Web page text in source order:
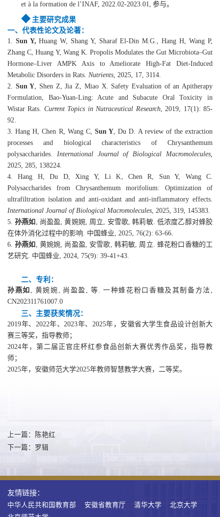
et à la formation de l’INAF, 2022.02-2023.01, 参与。
◆主要研究成果
一、 代表性论文及论著：
1. Sun Y, Huang W, Shang Y, Sharaf El-Din M.G., Hang H, Wang P,
Zhang C, Huang Y, Wang K. Propolis Modulates the Gut Microbiota–Gut
Hormone–Liver AMPK Axis to Ameliorate High-Fat Diet-Induced
Metabolic Disorders in Rats. Nutrients, 2025, 17, 3114.
2. Sun Y, Shen Z, Jia Z, Miao X. Safety Evaluation of an Apitherapy
Formulation, Bao-Yuan-Ling: Acute and Subacute Oral Toxicity in
Wistar Rats. Current Topics in Nutraceutical Research, 2019, 17(1): 85-
92.
3.Hang H,Chen R, Wang C, Sun Y, Du D. A review of the extraction
processes and biological characteristics of Chrysanthemum
polysaccharides. International Journal of Biological Macromolecules,
2025, 285, 138224.
4.Hang H, Du D, Xing Y, Li K, ChenR, SunY, WangC.
Polysaccharides from Chrysanthemum morifolium: Optimization of
ultrafiltration isolation and anti-oxidant and anti-inflammatory effects.
International Journal of Biological Macromolecules, 2025, 319, 145383.
5.孙燕如 , 尚盈盈, 黄婉婉, 周立, 安雪歌,韩莉敏. 低浓度乙醇对蜂胶
在体外消化过程中的影响. 中国蜂业, 2025, 76(2): 63-66.
6.孙燕如 , 黄婉婉, 尚盈盈, 安雪歌, 韩莉敏, 周立. 蜂花粉口香糖的工
艺研究. 中国蜂业, 2024, 75(9): 39-41+43.
二、专利：
孙燕如 , 黄婉婉 , 尚盈盈 , 等. 一种蜂花粉口香糖及其制备方法,
CN202311761007.0
三、主要获奖情况：
2019年、2022年、2023年、2025年，安徽省大学生食品设计创新大
赛三等奖，指导教师；
2024年，第二届正官庄杯红参食品创新大赛优秀作品奖，指导教
师；
2025年，安徽师范大学2025年教师智慧教学大赛，二等奖。
上一篇：陈艳红
下一篇：罗辑
友情链接：
中华人民共和国教育部 安徽省教育厅 清华大学
北京大学